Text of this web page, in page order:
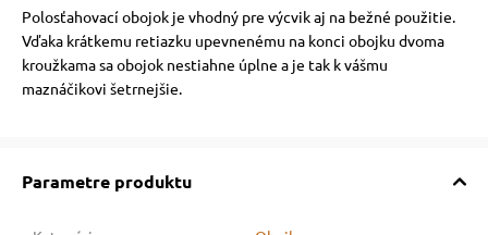
Polosťahovací obojok je vhodný pre výcvik aj na bežné použitie.
Vďaka krátkemu retiazku upevnenému na konci obojku dvoma
kroužkama sa obojok nestiahne úplne a je tak k vášmu
maznáčikovi šetrnejšie.
Parametre produktu